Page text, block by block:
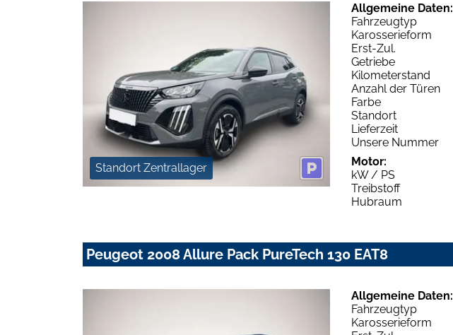
Standort Zentrallager
Allgemeine Daten:
Fahrzeugtyp
Karosserieform
Erst-Zul.
Getriebe
Kilometerstand
Anzahl der Türen
Farbe
Standort
Lieferzeit
Unsere Nummer
Motor:
kW / PS
Treibstoff
Hubraum
Peugeot 2008 Allure Pack PureTech 130 EAT8
Allgemeine Daten:
Fahrzeugtyp
Karosserieform